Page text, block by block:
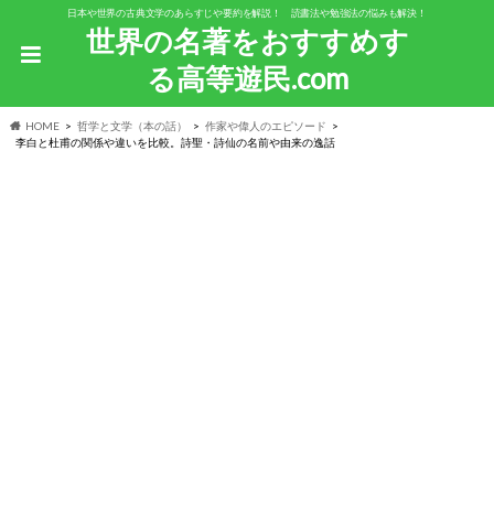
日本や世界の古典文学のあらすじや要約を解説！ 読書法や勉強法の悩みも解決！
世界の名著をおすすめす
る高等遊民.com
HOME 哲学と文学（本の話）
作家や偉人のエピソード
李白と杜甫の関係や違いを比較。詩聖・詩仙の名前や由来の逸話